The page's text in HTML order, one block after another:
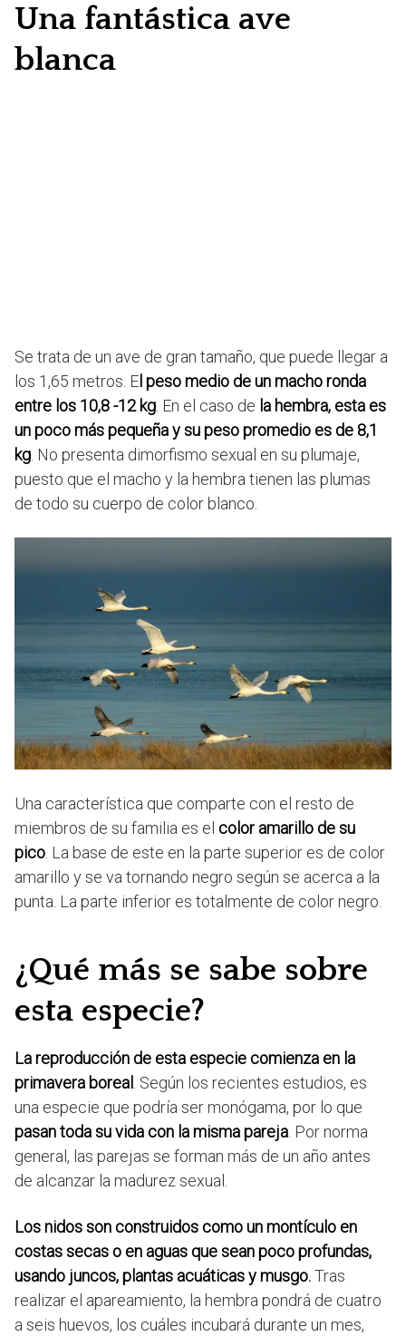
Una fantástica ave
blanca
Se trata de un ave de gran tamaño, que puede llegar a
los 1,65 metros. E l peso medio de un macho ronda
entre los 10,8 -12 kg . En el caso de la hembra, esta es
un poco más pequeña y su peso promedio es de 8,1
kg . No presenta dimorfismo sexual en su plumaje,
puesto que el macho y la hembra tienen las plumas
de todo su cuerpo de color blanco.
Una característica que comparte con el resto de
miembros de su familia es el color amarillo de su
pico. La base de este en la parte superior es de color
amarillo y se va tornando negro según se acerca a la
punta. La parte inferior es totalmente de color negro.
¿Qué más se sabe sobre
esta especie?
La reproducción de esta especie comienza en la
primavera boreal . Según los recientes estudios, es
una especie que podría ser monógama, por lo que
pasan toda su vida con la misma pareja. Por norma
general, las parejas se forman más de un año antes
de alcanzar la madurez sexual.
Los nidos son construidos como un montículo en
costas secas o en aguas que sean poco profundas,
usando juncos, plantas acuáticas y musgo.Tras
realizar el apareamiento, la hembra pondrá de cuatro
a seis huevos, los cuáles incubará durante un mes,